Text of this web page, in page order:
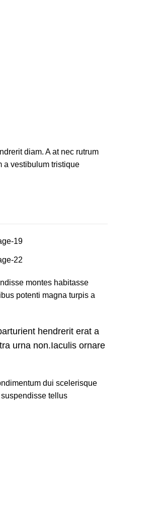
diam. A at nec rutrum
a vestibulum tristique
montes habitasse
potenti magna turpis a
hendrerit erat a
urna non.Iaculis ornare
dui scelerisque
tellus